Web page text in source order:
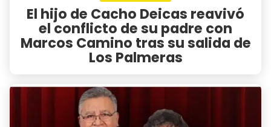
El hijo de Cacho Deicas reavivó
el conflicto de su padre con
Marcos Camino tras su salida de
Los Palmeras